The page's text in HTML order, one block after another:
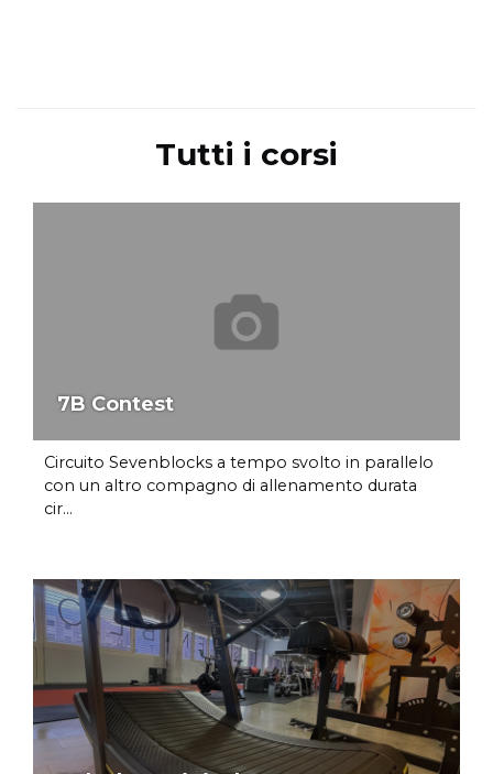
Tutti i corsi
7B Contest
Circuito Sevenblocks a tempo svolto in parallelo
con un altro compagno di allenamento durata
cir...